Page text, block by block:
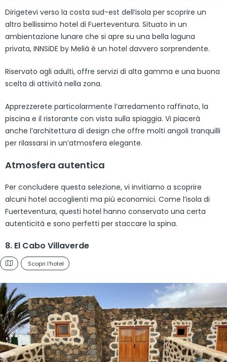
Dirigetevi verso la costa sud-est dell’isola per scoprire un
altro bellissimo hotel di Fuerteventura. Situato in un
ambientazione lunare che si apre su una bella laguna
privata, INNSiDE by Meliá è un hotel davvero sorprendente.
Riservato agli adulti, offre servizi di alta gamma e una buona
scelta di attività nella zona.
Apprezzerete particolarmente l’arredamento raffinato, la
piscina e il ristorante con vista sulla spiaggia. Vi piacerà
anche l’architettura di design che offre molti angoli tranquilli
per rilassarsi in un’atmosfera elegante.
Atmosfera autentica
Per concludere questa selezione, vi invitiamo a scoprire
alcuni hotel accoglienti ma più economici. Come l’isola di
Fuerteventura, questi hotel hanno conservato una certa
autenticità e sono perfetti per staccare la spina.
8. El Cabo Villaverde
Scopri l'hotel